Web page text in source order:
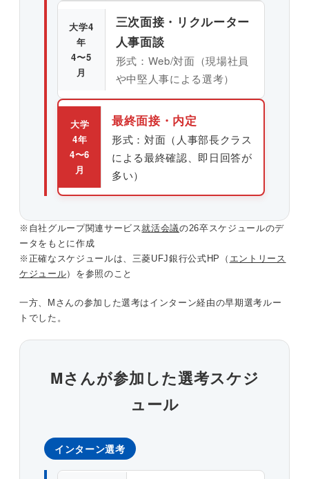
大学4
年
4〜5
月
三次面接・リクルーター
人事面談
形式：Web/対面（現場社員
や中堅人事による選考）
大学
4年
4〜6
月
最終面接・内定
形式：対面（人事部長クラス
による最終確認、即日回答が
多い）
※自社グループ関連サービス 就活会議の26卒スケジュールのデ
ータをもとに作成
※正確なスケジュールは、三菱UFJ銀行公式HP（ エントリース
ケジュール）を参照のこと
一方、Mさんの参加した選考はインターン経由の早期選考ルー
トでした。
Mさんが参加した選考スケジ
ュール
インターン選考